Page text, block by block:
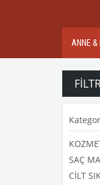
ANNE &
SAÇ
CİLT